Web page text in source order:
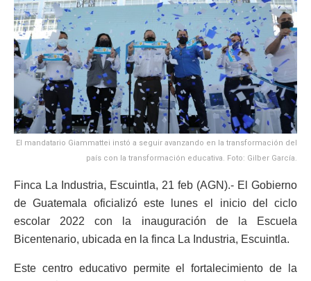
El mandatario Giammattei instó a seguir avanzando en la transformación del
país con la transformación educativa. Foto: Gilber García.
Finca La Industria, Escuintla, 21 feb (AGN).- El Gobierno
de Guatemala oficializó este lunes el inicio del ciclo
escolar 2022 con la inauguración de la Escuela
Bicentenario, ubicada en la finca La Industria, Escuintla.
Este centro educativo permite el fortalecimiento de la